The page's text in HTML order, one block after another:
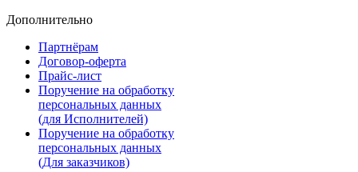
Дополнительно
Партнёрам
Договор-оферта
Прайс-лист
Поручение на обработку
персональных данных
(для Исполнителей)
Поручение на обработку
персональных данных
(Для заказчиков)